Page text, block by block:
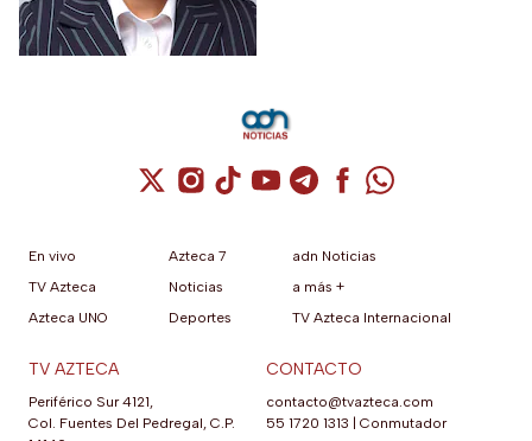
Cuenta de X / Twitter (se abre en una
Cuenta de Instagram (se abre en una
Cuenta de TikTok (se abre en
Cuenta de YouTube (se abre
Cuenta de Telegram (se
Cuenta de
Cuenta de
En vivo
TV Azteca
Azteca UNO
Azteca 7
Noticias
Deportes
adn Noticias
a más +
TV Azteca Internacional
TV AZTECA
Periférico Sur 4121,
Col. Fuentes Del Pedregal, C.P.
CONTACTO
contacto@tvazteca.com
55 1720 1313
Conmutador